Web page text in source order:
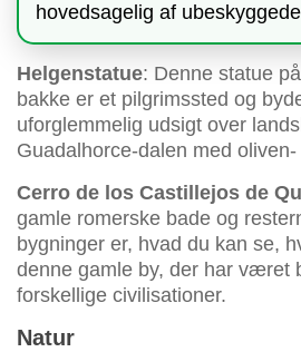
hovedsagelig af
Helgenstatue: Denne statue
bakke er et pilgrimssted og
uforglemmelig udsigt over
Guadalhorce-dalen med
Cerro de los Castillejos de
gamle romerske bade og
bygninger er, hvad du kan se,
denne gamle by, der har været
forskellige civilisationer.
Natur